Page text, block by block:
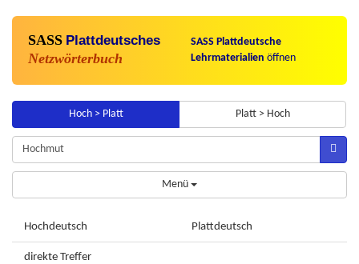
SASS Plattdeutsches
Netzwörterbuch
SASS Plattdeutsche
Lehrmaterialien öffnen
Hoch > Platt Platt > Hoch
Menü
Hochdeutsch Plattdeutsch
direkte Treffer